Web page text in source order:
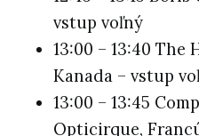
vstup voľný
13:00 – 13:40 The
Kanada – vstup
13:00 – 13:45
Opticirque,